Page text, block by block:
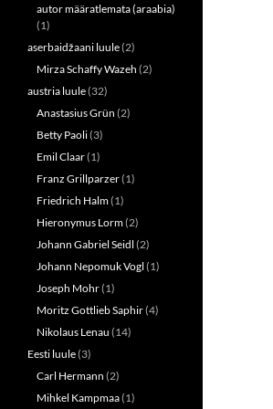
autor määratlemata (araabia)
(1)
aserbaidžaani luule(2)
Mirza Schaffy Wazeh (2)
austria luule(32)
Anastasius Grün (2)
Betty Paoli(3)
Emil Claar(1)
Franz Grillparzer(1)
Friedrich Halm(1)
Hieronymus Lorm(2)
Johann Gabriel Seidl (2)
Johann Nepomuk Vogl (1)
Joseph Mohr(1)
Moritz Gottlieb Saphir(4)
Nikolaus Lenau (14)
Eesti luule(3)
Carl Hermann (2)
Mihkel Kampmaa(1)